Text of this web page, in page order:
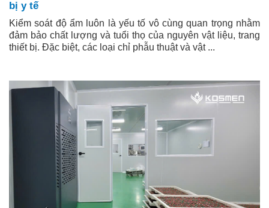
bị y tế
Kiểm soát độ ẩm luôn là yếu tố vô cùng quan trọng nhằm
đảm bảo chất lượng và tuổi thọ của nguyên vật liệu, trang
thiết bị. Đặc biệt, các loại chỉ phẫu thuật và vật ...